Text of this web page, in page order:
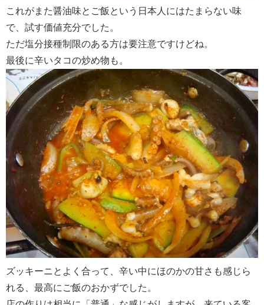
これがまた醤油味とご飯という日本人にはたまらない味
で、試す価値充分でした。
ただ塩分接種制限のある方は要注意ですけどね。
最後に辛いタコの炒め物も。
ズッキーニとよく合って、辛い中にほのかの甘さも感じら
れる、最高にご飯のおかずでした。